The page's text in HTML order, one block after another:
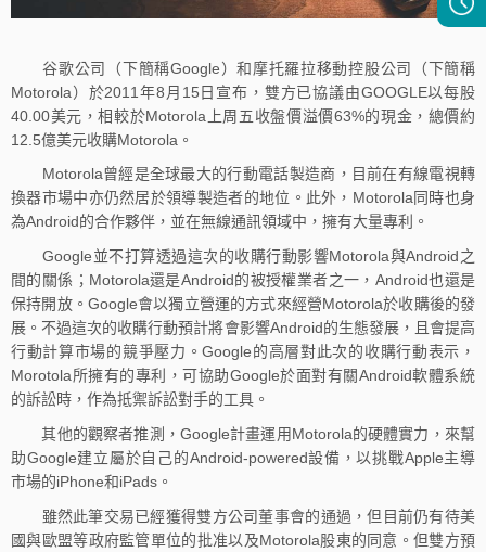
谷歌公司（下簡稱Google）和摩托羅拉移動控股公司（下簡稱
Motorola）於2011年8月15日宣布，雙方已協議由GOOGLE以每股
40.00美元，相較於Motorola上周五收盤價溢價63%的現金，總價約
12.5億美元收購Motorola。
Motorola曾經是全球最大的行動電話製造商，目前在有線電視轉
換器市場中亦仍然居於領導製造者的地位。此外，Motorola同時也身
為Android的合作夥伴，並在無線通訊領域中，擁有大量專利。
Google並不打算透過這次的收購行動影響Motorola與Android之
間的關係；Motorola還是Android的被授權業者之一，Android也還是
保持開放。Google會以獨立營運的方式來經營Motorola於收購後的發
展。不過這次的收購行動預計將會影響Android的生態發展，且會提高
行動計算市場的競爭壓力。Google的高層對此次的收購行動表示，
Morotola所擁有的專利，可協助Google於面對有關Android軟體系統
的訴訟時，作為抵禦訴訟對手的工具。
其他的觀察者推測，Google計畫運用Motorola的硬體實力，來幫
助Google建立屬於自己的Android-powered設備，以挑戰Apple主導
市場的iPhone和iPads。
雖然此筆交易已經獲得雙方公司董事會的通過，但目前仍有待美
國與歐盟等政府監管單位的批准以及Motorola股東的同意。但雙方預